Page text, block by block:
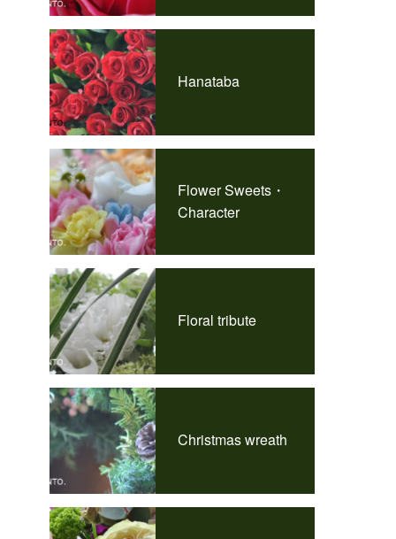
Hanataba
Flower Sweets・
Character
Floral tribute
Christmas wreath